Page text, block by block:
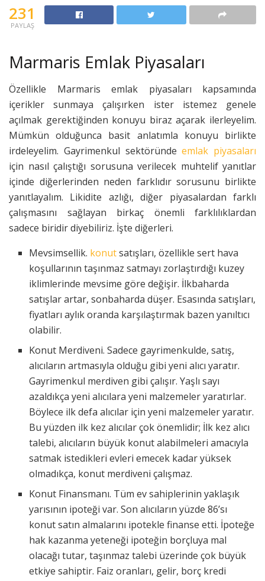
231
PAYLAŞ
Marmaris Emlak Piyasaları
Özellikle Marmaris emlak piyasaları kapsamında
içerikler sunmaya çalışırken ister istemez genele
açılmak gerektiğinden konuyu biraz açarak ilerleyelim.
Mümkün olduğunca basit anlatımla konuyu birlikte
irdeleyelim. Gayrimenkul sektöründeemlak piyasaları
için nasıl çalıştığı sorusuna verilecek muhtelif yanıtlar
içinde diğerlerinden neden farklıdır sorusunu birlikte
yanıtlayalım. Likidite azlığı, diğer piyasalardan farklı
çalışmasını sağlayan birkaç önemli farklılıklardan
sadece biridir diyebiliriz. İşte diğerleri.
Mevsimsellik. konutsatışları, özellikle sert hava
koşullarının taşınmaz satmayı zorlaştırdığı kuzey
iklimlerinde mevsime göre değişir. İlkbaharda
satışlar artar, sonbaharda düşer. Esasında satışları,
fiyatları aylık oranda karşılaştırmak bazen yanıltıcı
olabilir.
Konut Merdiveni. Sadece gayrimenkulde, satış,
alıcıların artmasıyla olduğu gibi yeni alıcı yaratır.
Gayrimenkul merdiven gibi çalışır. Yaşlı sayı
azaldıkça yeni alıcılara yeni malzemeler yaratırlar.
Böylece ilk defa alıcılar için yeni malzemeler yaratır.
Bu yüzden ilk kez alıcılar çok önemlidir; İlk kez alıcı
talebi, alıcıların büyük konut alabilmeleri amacıyla
satmak istedikleri evleri emecek kadar yüksek
olmadıkça, konut merdiveni çalışmaz.
Konut Finansmanı. Tüm ev sahiplerinin yaklaşık
yarısının ipoteği var. Son alıcıların yüzde 86’sı
konut satın almalarını ipotekle finanse etti. İpoteğe
hak kazanma yeteneği ipoteğin borçluya mal
olacağı tutar, taşınmaz talebi üzerinde çok büyük
etkiye sahiptir. Faiz oranları, gelir, borç kredi